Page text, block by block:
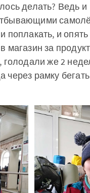
делать? Ведь и
поплакать, и опять
магазин за
голодали же 2
через рамку